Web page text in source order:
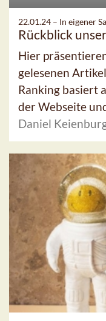
22.01.24 – In eigener
Rückblick
Hier
gelesenen
Ranking basiert
der Webseite
Daniel